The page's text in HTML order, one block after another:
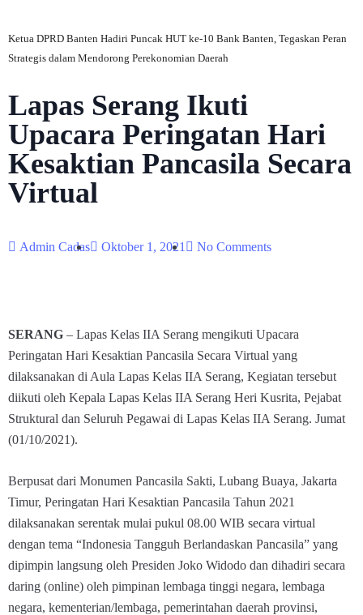
Ketua DPRD Banten Hadiri Puncak HUT ke-10 Bank Banten, Tegaskan Peran
Strategis dalam Mendorong Perekonomian Daerah
Lapas Serang Ikuti
Upacara Peringatan Hari
Kesaktian Pancasila Secara
Virtual
Admin Cadas Oktober 1, 2021 No Comments
SERANG – Lapas Kelas IIA Serang mengikuti Upacara
Peringatan Hari Kesaktian Pancasila Secara Virtual yang
dilaksanakan di Aula Lapas Kelas IIA Serang, Kegiatan tersebut
diikuti oleh Kepala Lapas Kelas IIA Serang Heri Kusrita, Pejabat
Struktural dan Seluruh Pegawai di Lapas Kelas IIA Serang. Jumat
(01/10/2021).
Berpusat dari Monumen Pancasila Sakti, Lubang Buaya, Jakarta
Timur, Peringatan Hari Kesaktian Pancasila Tahun 2021
dilaksanakan serentak mulai pukul 08.00 WIB secara virtual
dengan tema “Indonesia Tangguh Berlandaskan Pancasila” yang
dipimpin langsung oleh Presiden Joko Widodo dan dihadiri secara
daring (online) oleh pimpinan lembaga tinggi negara, lembaga
negara, kementerian/lembaga, pemerintahan daerah provinsi,